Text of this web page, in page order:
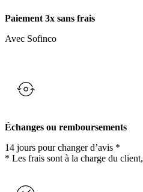
Paiement 3x sans frais
Avec Sofinco
Échanges ou remboursements
14 jours pour changer d’avis *
* Les frais sont à la charge du client,